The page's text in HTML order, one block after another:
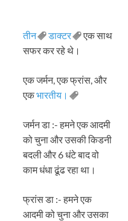
तीन डाक्टर
एक साथ
सफर कर रहे थे।
एक जर्मन, एक फ्रांस, और
एकभारतीय।
जर्मन डा :- हमने एक आदमी
को चुना और उसकी किडनी
बदली और 6 धंटे बाद वो
काम धंधा ढूंढ रहा था।
फ्रांस डा :- हमने एक
आदमी को चुना और उसका